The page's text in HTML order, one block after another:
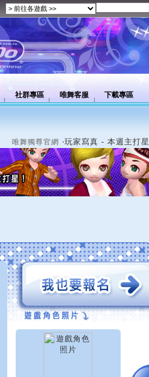
社群專區 唯舞客服 下載專區
唯舞獨尊官網 ‧玩家寫真 - 本週主打星